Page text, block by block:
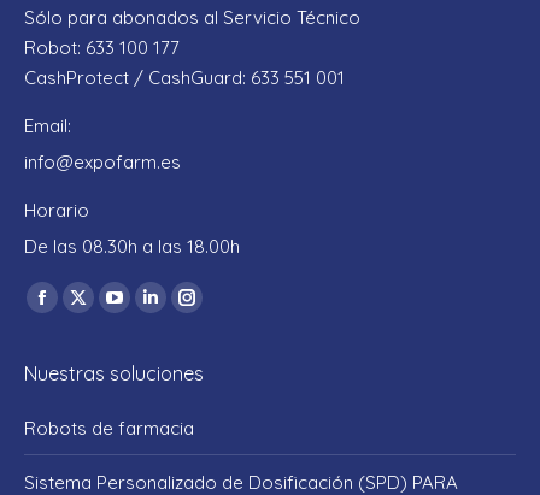
Sólo para abonados al Servicio Técnico
Robot: 633 100 177
CashProtect / CashGuard: 633 551 001
Email:
info@expofarm.es
Horario
De las 08.30h a las 18.00h
Encuéntranos en:
Facebook
opens
new
X
opens
new
YouTube
opens
new
Linkedin
opens
new
Instagram
opens
new
Nuestras soluciones
Robots de farmacia
Sistema Personalizado de Dosificación (SPD) PARA